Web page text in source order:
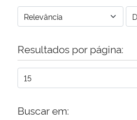
Resultados por página:
Buscar em: